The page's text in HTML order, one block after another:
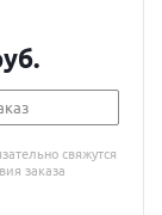
свяжутся
заказа